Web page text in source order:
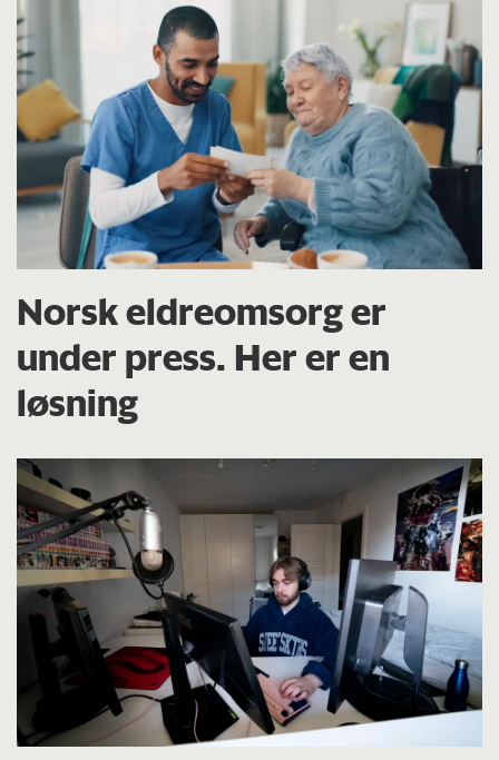
Norsk eldreomsorg er
under press. Her er en
løsning